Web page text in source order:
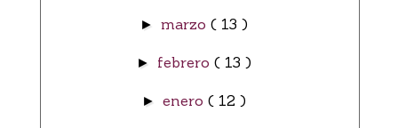
► marzo ( 13 )
► febrero ( 13 )
► enero ( 12 )